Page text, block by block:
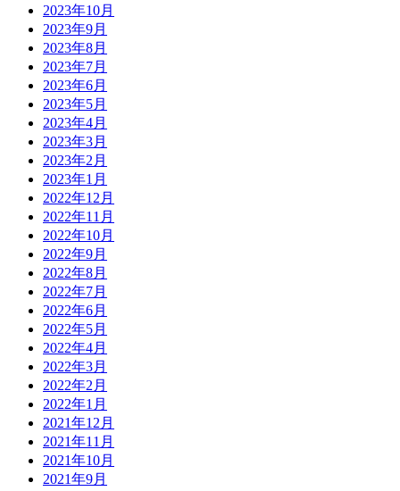
2023年10月
2023年9月
2023年8月
2023年7月
2023年6月
2023年5月
2023年4月
2023年3月
2023年2月
2023年1月
2022年12月
2022年11月
2022年10月
2022年9月
2022年8月
2022年7月
2022年6月
2022年5月
2022年4月
2022年3月
2022年2月
2022年1月
2021年12月
2021年11月
2021年10月
2021年9月